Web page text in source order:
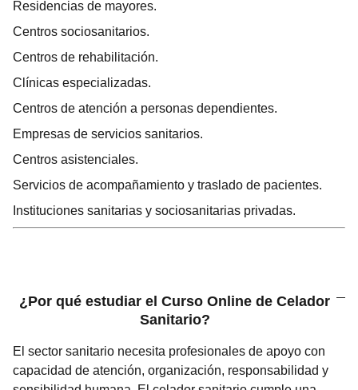
Residencias de mayores.
Centros sociosanitarios.
Centros de rehabilitación.
Clínicas especializadas.
Centros de atención a personas dependientes.
Empresas de servicios sanitarios.
Centros asistenciales.
Servicios de acompañamiento y traslado de pacientes.
Instituciones sanitarias y sociosanitarias privadas.
¿Por qué estudiar el Curso Online de Celador
Sanitario?
El sector sanitario necesita profesionales de apoyo con
capacidad de atención, organización, responsabilidad y